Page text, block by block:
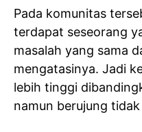
Pada komunitas
terdapat seseorang
masalah yang sama
mengatasinya. Jadi
lebih tinggi
namun berujung